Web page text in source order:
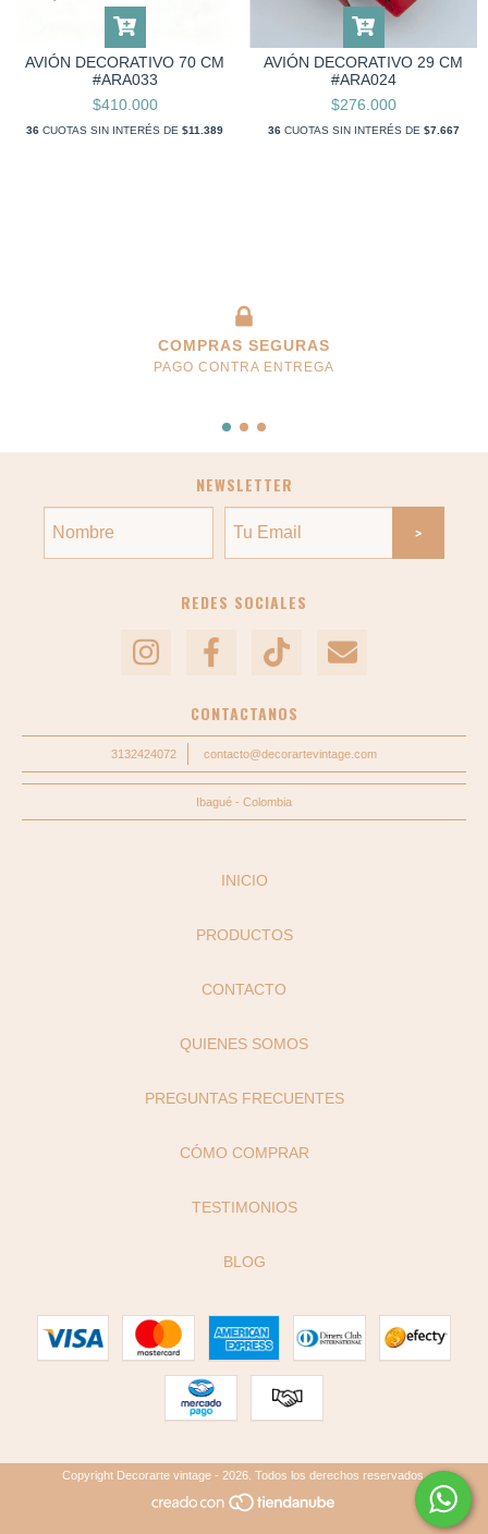
AVIÓN DECORATIVO 70 CM
#ARA033
$410.000
36 CUOTAS SIN INTERÉS DE $11.389
AVIÓN DECORATIVO 29 CM
#ARA024
$276.000
36CUOTAS SIN INTERÉS DE $7.667
COMPRAS SEGURAS
PAGO CONTRA ENTREGA
NEWSLETTER
REDES SOCIALES
CONTACTANOS
3132424072 contacto@decorartevintage.com
Ibagué - Colombia
INICIO
PRODUCTOS
CONTACTO
QUIENES SOMOS
PREGUNTAS FRECUENTES
CÓMO COMPRAR
TESTIMONIOS
BLOG
Copyright Decorarte vintage - 2026. Todos los derechos reservados.